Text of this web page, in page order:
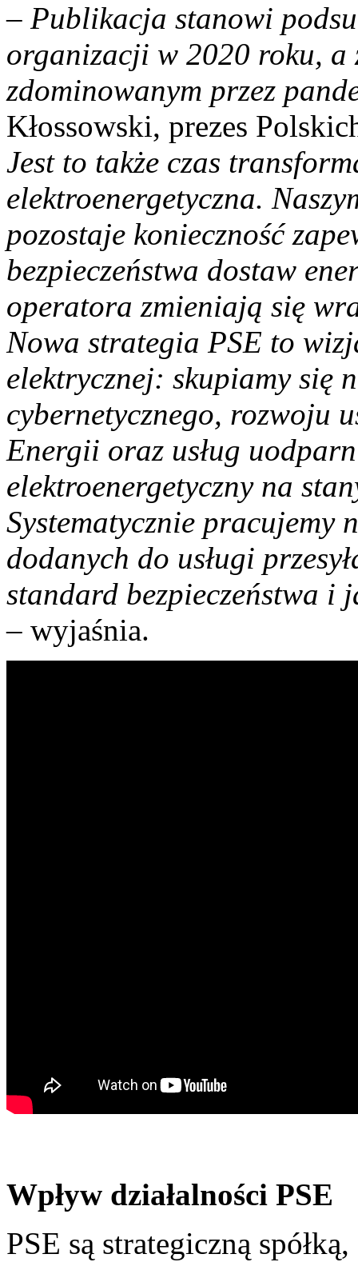
– Publikacja stanowi
organizacji w 2020 roku, a
zdominowanym przez
Kłossowski, prezes
Jest to także czas
elektroenergetyczna.
pozostaje konieczność
bezpieczeństwa dostaw
operatora zmieniają się
Nowa strategia PSE to
elektrycznej: skupiamy się
cybernetycznego, rozwoju
Energii oraz usług
elektroenergetyczny na
Systematycznie pracujemy
dodanych do usługi
standard bezpieczeństwa i
– wyjaśnia.
Wpływ działalności PSE
PSE są strategiczną